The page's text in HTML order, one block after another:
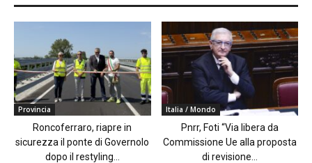
Provincia
Roncoferraro, riapre in
sicurezza il ponte di Governolo
dopo il restyling...
Italia / Mondo
Pnrr, Foti “Via libera da
Commissione Ue alla proposta
di revisione...